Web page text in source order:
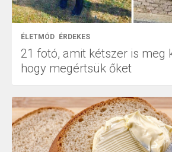
ÉLETMÓD ÉRDEKES
21 fotó, amit kétszer is meg
hogy megértsük őket